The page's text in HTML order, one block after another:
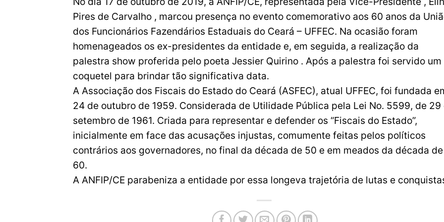
Pires de Carvalho , marcou presença no evento comemorativo aos 60 anos da
dos Funcionários Fazendários Estaduais do Ceará – UFFEC. Na ocasião foram
homenageados os ex-presidentes da entidade e, em seguida, a realização da
palestra show proferida pelo poeta Jessier Quirino . Após a palestra foi servido um
coquetel para brindar tão significativa data.
A Associação dos Fiscais do Estado do Ceará (ASFEC), atual UFFEC, foi fundada
24 de outubro de 1959. Considerada de Utilidade Pública pela Lei No. 5599, de 29
setembro de 1961. Criada para representar e defender os “Fiscais do Estado”,
inicialmente em face das acusações injustas, comumente feitas pelos políticos
contrários aos governadores, no final da década de 50 e em meados da década de
60.
A ANFIP/CE parabeniza a entidade por essa longeva trajetória de lutas e